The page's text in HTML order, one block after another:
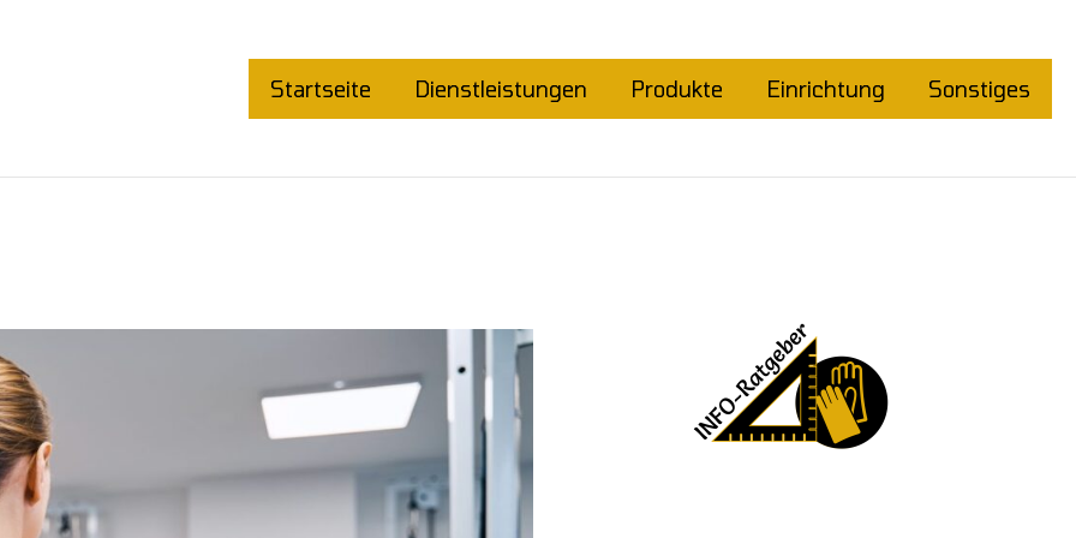
Startseite Dienstleistungen Produkte Einrichtung Sonstiges